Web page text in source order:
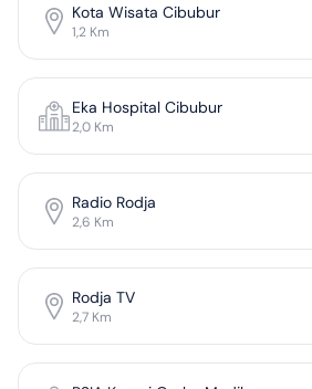
Kota Wisata Cibubur
1,2 Km
Eka Hospital Cibubur
2,0 Km
Radio Rodja
2,6 Km
Rodja TV
2,7 Km